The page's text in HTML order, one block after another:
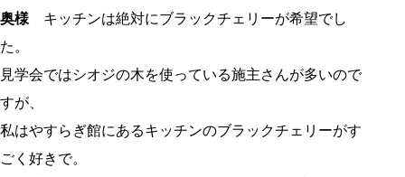
奥様 キッチンは絶対にブラックチェリーが希望でし
た。
見学会ではシオジの木を使っている施主さんが多いので
すが、
私はやすらぎ館にあるキッチンのブラックチェリーがす
ごく好きで。